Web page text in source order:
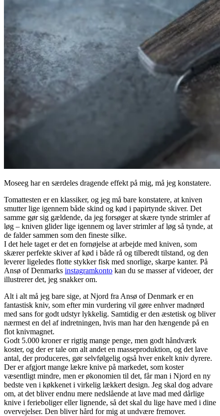
Moseeg har en særdeles dragende effekt på mig, må jeg konstatere.
Tomattesten er en klassiker, og jeg må bare konstatere, at kniven
smutter lige igennem både skind og kød i papirtynde skiver. Det
samme gør sig gældende, da jeg forsøger at skære tynde strimler af
løg – kniven glider lige igennem og laver strimler af løg så tynde, at
de falder sammen som den fineste silke.
I det hele taget er det en fornøjelse at arbejde med kniven, som
skærer perfekte skiver af kød i både rå og tilberedt tilstand, og den
leverer ligeledes flotte stykker fisk med snorlige, skarpe kanter. På
Ansø of Denmarks instagramkonto kan du se masser af videoer, der
illustrerer det, jeg snakker om.
Alt i alt må jeg bare sige, at Njord fra Ansø of Denmark er en
fantastisk kniv, som efter min vurdering vil gøre enhver madnørd
med sans for godt udstyr lykkelig. Samtidig er den æstetisk og bliver
nærmest en del af indretningen, hvis man har den hængende på en
flot knivmagnet.
Godt 5.000 kroner er rigtig mange penge, men godt håndværk
koster, og der er tale om alt andet en masseproduktion, og det lave
antal, der produceres, gør selvfølgelig også hver enkelt kniv dyrere.
Der er afgjort mange lækre knive på markedet, som koster
væsentligt mindre, men er økonomien til det, får man i Njord en ny
bedste ven i køkkenet i virkelig lækkert design. Jeg skal dog advare
om, at det bliver endnu mere nedslående at lave mad med dårlige
knive i ferieboliger eller lignende, så det skal du lige have med i dine
overvejelser. Den bliver hård for mig at undvære fremover.